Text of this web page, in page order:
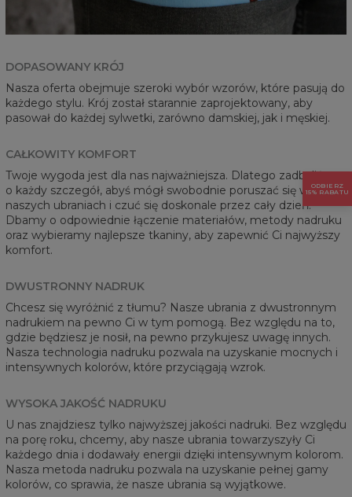
DOPASOWANY KRÓJ
Nasza oferta obejmuje szeroki wybór wzorów, które pasują do
każdego stylu. Krój został starannie zaprojektowany, aby
pasował do każdej sylwetki, zarówno damskiej, jak i męskiej.
CAŁKOWITY KOMFORT
Twoje wygoda jest dla nas najważniejsza. Dlatego zadbaliśmy
o każdy szczegół, abyś mógł swobodnie poruszać się w
naszych ubraniach i czuć się doskonale przez cały dzień.
Dbamy o odpowiednie łączenie materiałów, metody nadruku
oraz wybieramy najlepsze tkaniny, aby zapewnić Ci najwyższy
komfort.
DWUSTRONNY NADRUK
Chcesz się wyróżnić z tłumu? Nasze ubrania z dwustronnym
nadrukiem na pewno Ci w tym pomogą. Bez względu na to,
gdzie będziesz je nosił, na pewno przykujesz uwagę innych.
Nasza technologia nadruku pozwala na uzyskanie mocnych i
intensywnych kolorów, które przyciągają wzrok.
WYSOKA JAKOŚĆ NADRUKU
U nas znajdziesz tylko najwyższej jakości nadruki. Bez względu
na porę roku, chcemy, aby nasze ubrania towarzyszyły Ci
każdego dnia i dodawały energii dzięki intensywnym kolorom.
Nasza metoda nadruku pozwala na uzyskanie pełnej gamy
kolorów, co sprawia, że nasze ubrania są wyjątkowe.
ODBIERZ
15% RABATU